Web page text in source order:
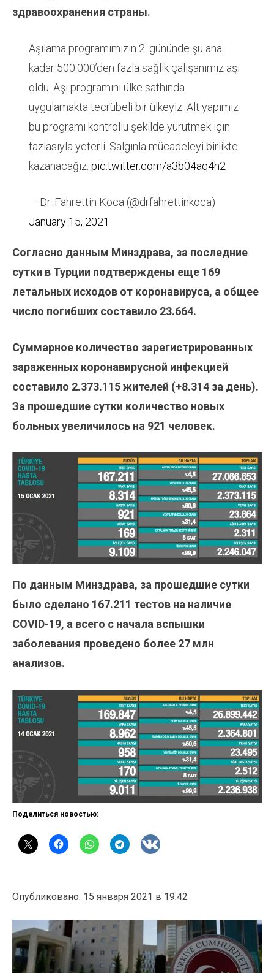
здравоохранения страны.
Aşılama programımızın 2. gününde şu ana
kadar 500.000’den fazla sağlık çalışanımız aşı
oldu. Aşı programını ülke sathında
uygulamakta tecrübeli bir ülkeyiz. Alt yapımız
bu programı kontrollü şekilde yürütmek için
fazlasıyla yeterli. Salgınla mücadeleyi birlikte
kazanacağız. pic.twitter.com/a3b04aq4h2
— Dr. Fahrettin Koca (@drfahrettinkoca)
January 15, 2021
Согласно данным Минздрава, за последние
сутки в Турции подтверждены еще 169
летальных исходов от коронавируса, а общее
число погибших составило 23.664.
Суммарное количество зарегистрированных
зараженных коронавирусной инфекцией
составило 2.373.115жителей (+8.314 за день).
За прошедшие сутки количество новых
больных увеличилось на 921 человек.
По данным Минздрава, за прошедшие сутки
было сделано 167.211 тестов на наличие
COVID-19, а всего с начала вспышки
заболевания проведено более 27 млн
анализов.
Поделиться новостью:
Опубликовано: 15 января 2021 в 19:42